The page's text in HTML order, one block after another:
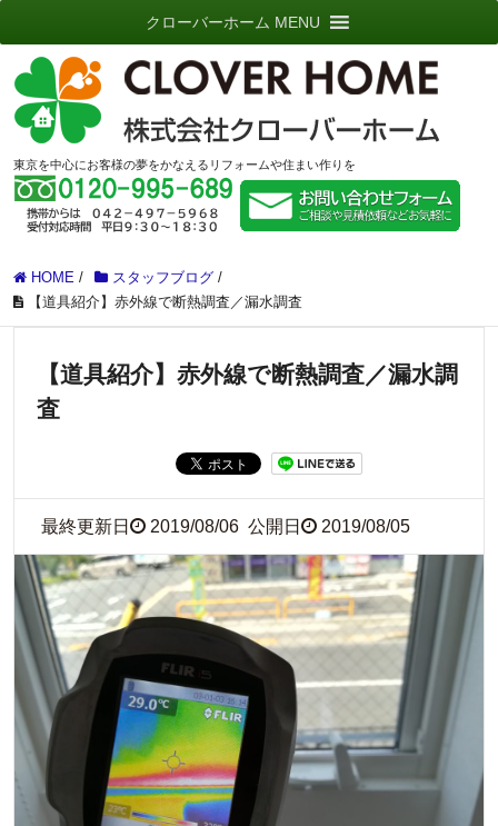
東京を中心にお客様の夢をかなえるリフォームや住まい作りを
クローバーホーム MENU
HOME / スタッフブログ /
【道具紹介】赤外線で断熱調査／漏水調査
【道具紹介】赤外線で断熱調査／漏水調
査
最終更新日 2019/08/06 公開日 2019/08/05